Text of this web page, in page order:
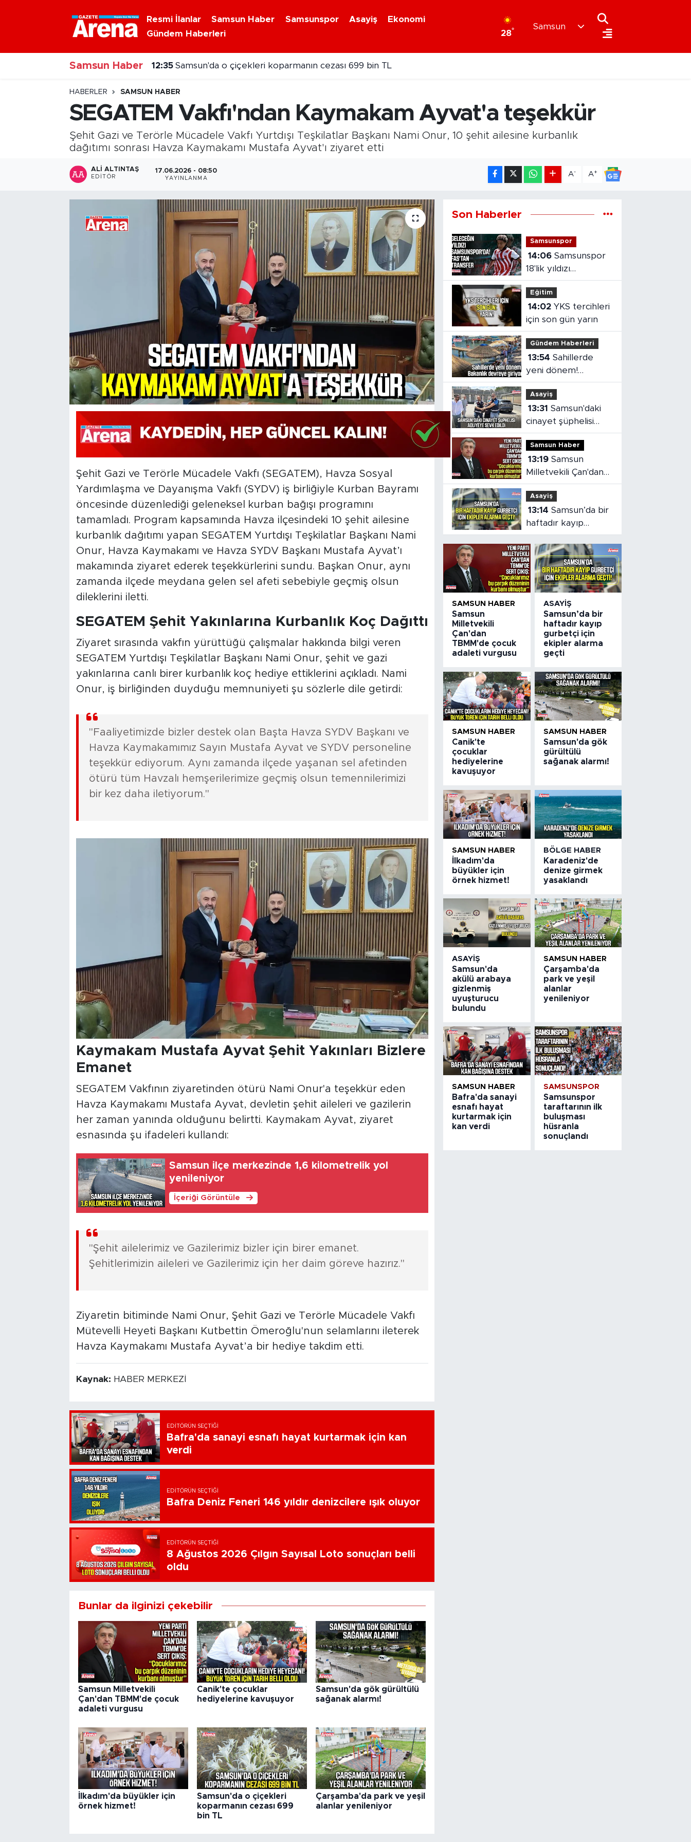
Resmi İlanlar Samsun Haber Samsunspor Asayiş
Ekonomi
Gündem Haberleri
28°
Samsun
Samsun Haber 12:35 Samsun'da o çiçekleri koparmanın cezası 699 bin TL
HABERLER SAMSUN HABER
SEGATEM Vakfı'ndan Kaymakam Ayvat'a teşekkür
Şehit Gazi ve Terörle Mücadele Vakfı Yurtdışı Teşkilatlar Başkanı Nami Onur, 10 şehit ailesine kurbanlık
dağıtımı sonrası Havza Kaymakamı Mustafa Ayvat'ı ziyaret etti
ALI ALTINTAŞ
EDITÖR
17.06.2026 - 08:50
YAYINLANMA
A- A+
Şehit Gazi ve Terörle Mücadele Vakfı (SEGATEM), Havza Sosyal
Yardımlaşma ve Dayanışma Vakfı (SYDV) iş birliğiyle Kurban Bayramı
öncesinde düzenlediği geleneksel kurban bağışı programını
tamamladı. Program kapsamında Havza ilçesindeki 10 şehit ailesine
kurbanlık dağıtımı yapan SEGATEM Yurtdışı Teşkilatlar Başkanı Nami
Onur, Havza Kaymakamı ve Havza SYDV Başkanı Mustafa Ayvat’ı
makamında ziyaret ederek teşekkürlerini sundu. Başkan Onur, aynı
zamanda ilçede meydana gelen sel afeti sebebiyle geçmiş olsun
dileklerini iletti.
SEGATEM Şehit Yakınlarına Kurbanlık Koç Dağıttı
Ziyaret sırasında vakfın yürüttüğü çalışmalar hakkında bilgi veren
SEGATEM Yurtdışı Teşkilatlar Başkanı Nami Onur, şehit ve gazi
yakınlarına canlı birer kurbanlık koç hediye ettiklerini açıkladı. Nami
Onur, iş birliğinden duyduğu memnuniyeti şu sözlerle dile getirdi:
"Faaliyetimizde bizler destek olan Başta Havza SYDV Başkanı ve
Havza Kaymakamımız Sayın Mustafa Ayvat ve SYDV personeline
teşekkür ediyorum. Aynı zamanda ilçede yaşanan sel afetinden
ötürü tüm Havzalı hemşerilerimize geçmiş olsun temennilerimizi
bir kez daha iletiyorum."
Kaymakam Mustafa Ayvat Şehit Yakınları Bizlere
Emanet
SEGATEM Vakfının ziyaretinden ötürü Nami Onur'a teşekkür eden
Havza Kaymakamı Mustafa Ayvat, devletin şehit aileleri ve gazilerin
her zaman yanında olduğunu belirtti. Kaymakam Ayvat, ziyaret
esnasında şu ifadeleri kullandı:
Samsun ilçe merkezinde 1,6 kilometrelik yol
yenileniyor
İçeriği Görüntüle
"Şehit ailelerimiz ve Gazilerimiz bizler için birer emanet.
Şehitlerimizin aileleri ve Gazilerimiz için her daim göreve hazırız."
Ziyaretin bitiminde Nami Onur, Şehit Gazi ve Terörle Mücadele Vakfı
Mütevelli Heyeti Başkanı Kutbettin Ömeroğlu'nun selamlarını ileterek
Havza Kaymakamı Mustafa Ayvat’a bir hediye takdim etti.
Kaynak: HABER MERKEZİ
EDITÖRÜN SEÇTIĞI
Bafra'da sanayi esnafı hayat kurtarmak için kan
verdi
EDITÖRÜN SEÇTIĞI
Bafra Deniz Feneri 146 yıldır denizcilere ışık oluyor
EDITÖRÜN SEÇTIĞI
8 Ağustos 2026 Çılgın Sayısal Loto sonuçları belli
oldu
Bunlar da ilginizi çekebilir
Samsun Milletvekili
Çan'dan TBMM'de çocuk
adaleti vurgusu
Canik'te çocuklar
hediyelerine kavuşuyor
Samsun'da gök gürültülü
sağanak alarmı!
İlkadım'da büyükler için
örnek hizmet!
Samsun'da o çiçekleri
koparmanın cezası 699
bin TL
Çarşamba'da park ve yeşil
alanlar yenileniyor
Son Haberler
Samsunspor
14:06 Samsunspor
18'lik yıldızı
kadrosuna kattı!
Eğitim
14:02
için son gün yarın
Gündem Haberleri
13:54 Sahillerde
yeni dönem!
Bakanlık devreye
giriyor
Asayiş
13:31 Samsun'daki
cinayet şüphelisi
adliyeye sevk edildi
Samsun Haber
13:19 Samsun
Milletvekili Çan'dan
TBMM'de çocuk
adaleti vurgusu
Asayiş
13:14 Samsun’da bir
haftadır kayıp
gurbetçi için ekipler
alarma geçti
SAMSUN HABER
Samsun
Milletvekili
Çan'dan
TBMM'de çocuk
adaleti vurgusu
ASAYIŞ
Samsun’da bir
haftadır kayıp
gurbetçi için
ekipler alarma
geçti
SAMSUN HABER
Canik'te
çocuklar
hediyelerine
kavuşuyor
SAMSUN HABER
Samsun'da gök
gürültülü
sağanak alarmı!
SAMSUN HABER
İlkadım'da
büyükler için
örnek hizmet!
BÖLGE HABER
Karadeniz'de
denize girmek
yasaklandı
ASAYIŞ
Samsun'da
akülü arabaya
gizlenmiş
uyuşturucu
bulundu
SAMSUN HABER
Çarşamba'da
park ve yeşil
alanlar
yenileniyor
SAMSUN HABER
Bafra'da sanayi
esnafı hayat
kurtarmak için
kan verdi
SAMSUNSPOR
Samsunspor
taraftarının ilk
buluşması
hüsranla
sonuçlandı
Nöbetçi Eczaneler
Hava Durumu
Samsun Namaz Vakitleri
Trafik Durumu
Süper Lig Puan Durumu ve Fikstür
Tüm Manşetler